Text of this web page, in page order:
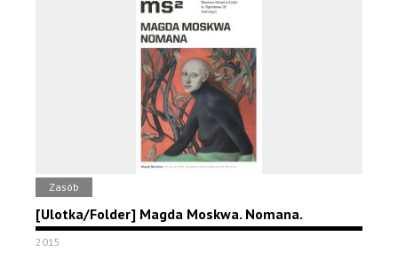
Zasób
[Ulotka/Folder] Magda Moskwa. Nomana.
2015